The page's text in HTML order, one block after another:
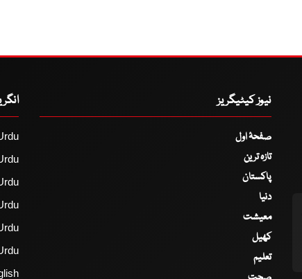
نیوز کیٹیگریز
صفحۂ اول
تازہ ترین
پاکستان
دنیا
معیشت
کھیل
تعلیم